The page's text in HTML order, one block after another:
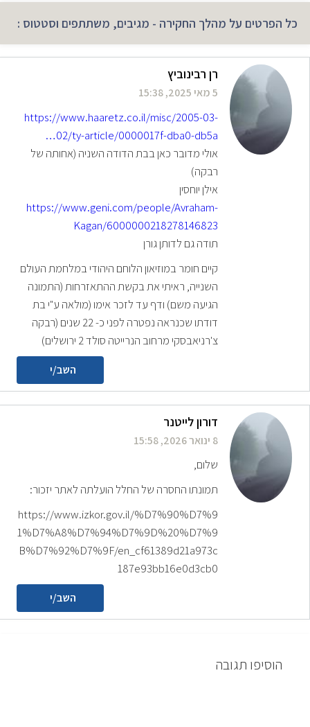
כל הפרטים על מהלך החקירה - מגיבים, משתתפים וסטטוס :
רן רבינוביץ
5 מאי 2025, 15:38
https://www.haaretz.co.il/misc/2005-03-
02/ty-article/0000017f-dba0-db5a…
אולי מדובר כאן בבת הדודה השניה (אחותה של
רבקה)
אילן יוחסין
https://www.geni.com/people/Avraham-
Kagan/6000000218278146823
תודה גם לדותן גורן
קיים חומר במוזיאון הלוחם היהודי במלחמת העולם
השנייה, ראיתי את בקשת ההתאזרחות (התמונה
הגיעה משם) ודף עד לזכר אימו (מולאה ע"י בת
דודתו שכנראה נפטרה לפני כ- 22 שנים (רבקה
צ'רניאבסקי מרחוב הנרייטה סולד 2 ירושלים)
השב/י
דורון לייטנר
8 ינואר 2026, 15:58
שלום,
תמונתו החסרה של החלל הועלתה לאתר יזכור:
https://www.izkor.gov.il/%D7%90%D7%9
1%D7%A8%D7%94%D7%9D%20%D7%9
B%D7%92%D7%9F/en_cf61389d21a973c
187e93bb16e0d3cb0
השב/י
הוסיפו תגובה